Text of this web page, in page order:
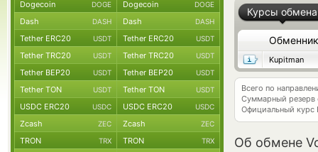
Курсы обмена
Обменник
Kupitman
Всего по
Суммарный резерв
Официальный курс
Об обмене
Dogecoin DOGE Dogecoin DOGE
Dash DASH Dash DASH
Tether ERC20 USDT Tether ERC20 USDT
Tether TRC20 USDT Tether TRC20 USDT
Tether BEP20 USDT Tether BEP20 USDT
Tether TON USDT Tether TON USDT
USDC ERC20 USDC USDC ERC20 USDC
Zcash ZEC Zcash ZEC
TRON TRX TRON TRX